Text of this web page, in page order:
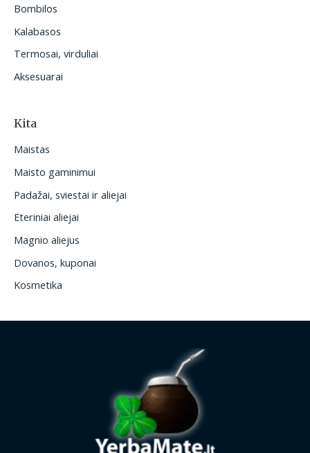
Bombilos
Kalabasos
Termosai, virduliai
Aksesuarai
Kita
Maistas
Maisto gaminimui
Padažai, sviestai ir aliejai
Eteriniai aliejai
Magnio aliejus
Dovanos, kuponai
Kosmetika